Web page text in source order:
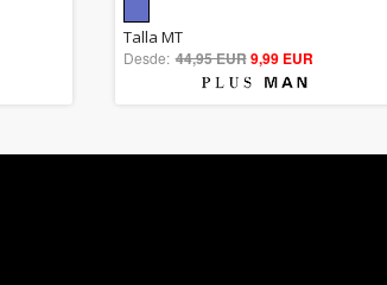
out of 5
Talla MT
Desde: 44,95 EUR9,99 EUR